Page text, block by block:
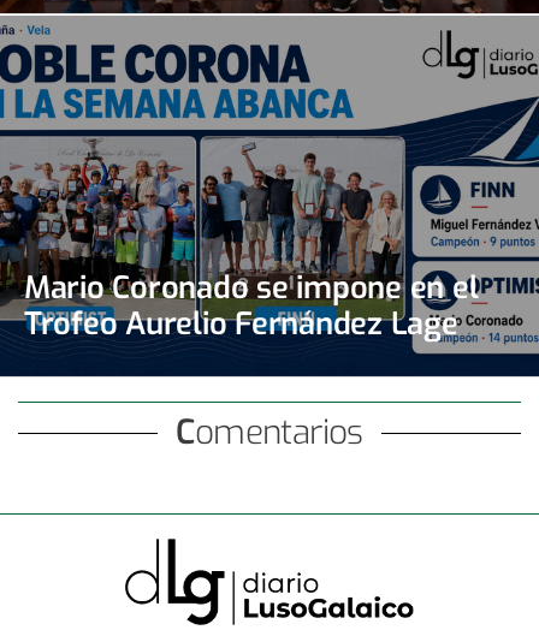
Mario Coronado se impone en el
Trofeo Aurelio Fernández Lage
Comentarios